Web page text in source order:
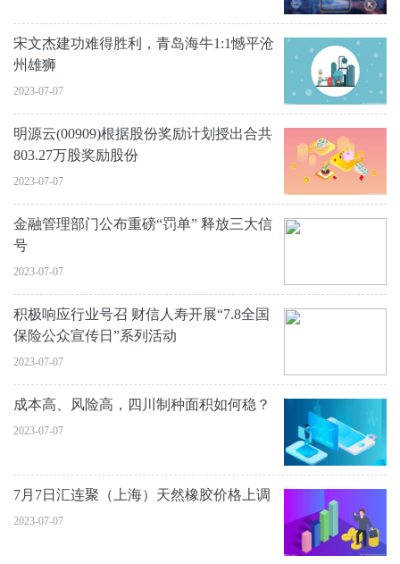
宋文杰建功难得胜利，青岛海牛1:1憾平沧
州雄狮
2023-07-07
明源云(00909)根据股份奖励计划授出合共
803.27万股奖励股份
2023-07-07
金融管理部门公布重磅“罚单” 释放三大信
号
2023-07-07
积极响应行业号召 财信人寿开展“7.8全国
保险公众宣传日”系列活动
2023-07-07
成本高、风险高，四川制种面积如何稳？
2023-07-07
7月7日汇连聚（上海）天然橡胶价格上调
2023-07-07